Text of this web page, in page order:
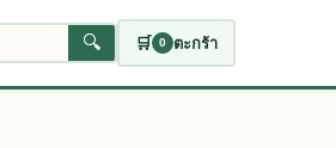
🔍 🛒 0 ตะกร้า